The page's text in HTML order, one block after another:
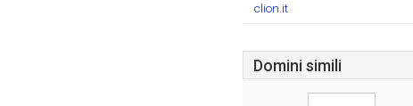
clion.it
Domini simili